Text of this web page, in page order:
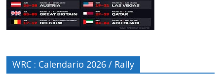
WRC : Calendario 2026 / Rally